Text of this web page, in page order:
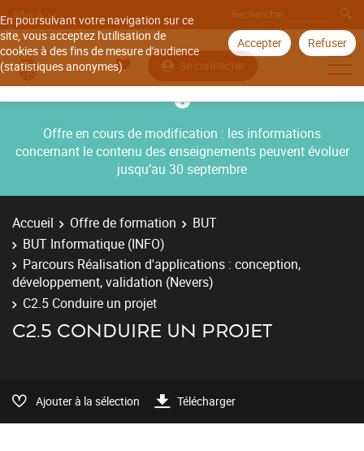
En poursuivant votre navigation sur ce
site, vous acceptez l'utilisation de
cookies à des fins de mesure d'audience
(statistiques anonymes).
Accepter Refuser
Aller à
Se connecter
Offre en cours de modification : les informations
concernant le contenu des enseignements peuvent évoluer
jusqu’au 30 septembre
Accueil Offre de formation
BUT
BUT Informatique (INFO)
Parcours Réalisation d'applications : conception,
développement, validation (Nevers)
C2.5 Conduire un projet
C2.5 CONDUIRE UN PROJET
Ajouter à la sélection Télécharger